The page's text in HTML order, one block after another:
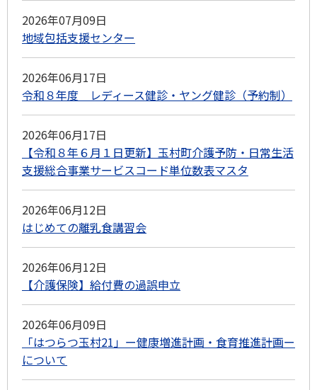
2026年07月09日
地域包括支援センター
2026年06月17日
令和８年度 レディース健診・ヤング健診（予約制）
2026年06月17日
【令和８年６月１日更新】玉村町介護予防・日常生活
支援総合事業サービスコード単位数表マスタ
2026年06月12日
はじめての離乳食講習会
2026年06月12日
【介護保険】給付費の過誤申立
2026年06月09日
「はつらつ玉村21」ー健康増進計画・食育推進計画ー
について